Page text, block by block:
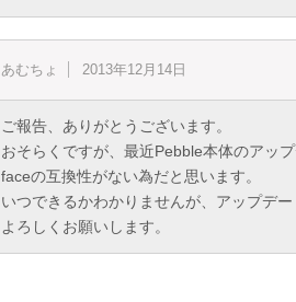
あむちょ 2013年12月14日
ご報告、ありがとうございます。
おそらくですが、最近Pebble本体のアッ
faceの互換性がない為だと思います。
いつできるかわかりませんが、アップデ
よろしくお願いします。